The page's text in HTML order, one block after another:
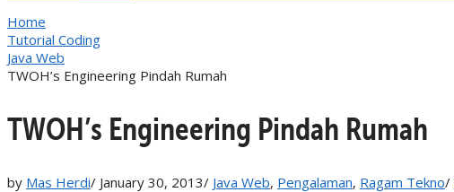
Home
Tutorial Coding
Java Web
TWOH’s Engineering Pindah Rumah
TWOH’s Engineering Pindah Rumah
by Mas Herdi/ January 30, 2013/ Java Web, Pengalaman, Ragam Tekno/